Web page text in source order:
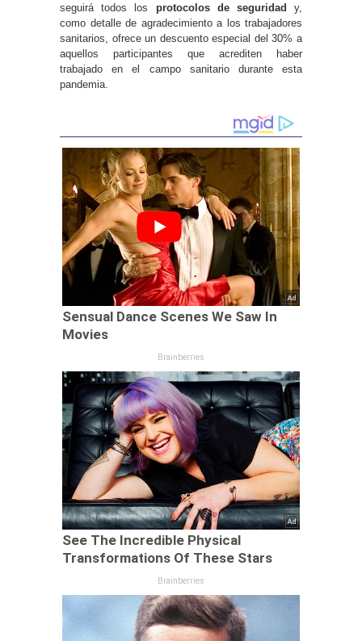
seguirá todos los protocolos de seguridad
y,
como detalle de agradecimiento a los trabajadores
sanitarios, ofrece un descuento especial del 30% a
aquellos participantes que acrediten haber
trabajado en el campo sanitario durante esta
pandemia.